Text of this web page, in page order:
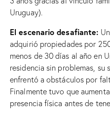
Uruguay).
El escenario desafiante:
adquirió propiedades por
menos de 30 días al año en
residencia sin problemas,
enfrentó a obstáculos por
Finalmente tuvo que
presencia física antes de